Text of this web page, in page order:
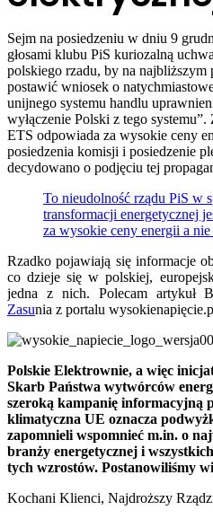
Sejm na posiedzeniu w dniu 9
głosami klubu PiS kuriozalną
polskiego rzadu, by na najbliższym
postawić wniosek o
unijnego systemu handlu
wyłączenie Polski z tego
ETS odpowiada za wysokie ceny
posiedzenia komisji i posiedzenie
decydowano o podjęciu tej
To nieudolność rządu PiS w
transformacji energetycznej
za wysokie ceny energii a
Rzadko pojawiają się informacje
co dzieje się w polskiej,
jedna z nich. Polecam artykuł
Zasunia z portalu
Polskie Elektrownie, a więc
Skarb Państwa wytwórców
szeroką kampanię informacyjną
klimatyczna UE oznacza
zapomnieli wspomnieć m.in. o
branży energetycznej i
tych wzrostów. Postanowiliśmy
Kochani Klienci, Najdroższy